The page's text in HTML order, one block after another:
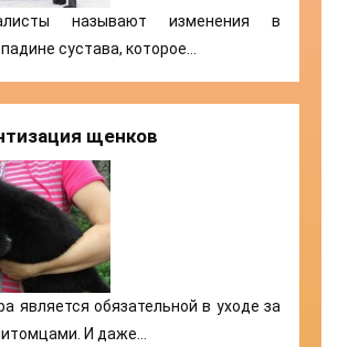
называют изменения в
сустава, которое…
щенков
является обязательной в уходе за
И даже…